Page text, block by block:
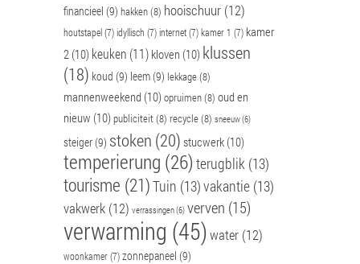
financieel (9) hakken(8) hooischuur (12)
houtstapel (7) idyllisch (7) internet (7) kamer 1 (7) kamer
2 (10) keuken (11) kloven (10) klussen
(18) koud (9) leem (9) lekkage(8)
mannenweekend (10)opruimen(8) oud en
nieuw (10)publiciteit(8) recycle(8) sneeuw(6)
steiger (9) stoken (20) stucwerk (10)
temperierung (26) terugblik (13)
tourisme (21)Tuin (13)vakantie (13)
vakwerk (12) verrassingen(6) verven (15)
verwarming (45) water (12)
woonkamer (7) zonnepaneel (9)